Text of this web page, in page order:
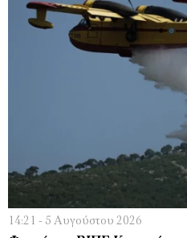
14:21 - 5 Αυγούστου 2026